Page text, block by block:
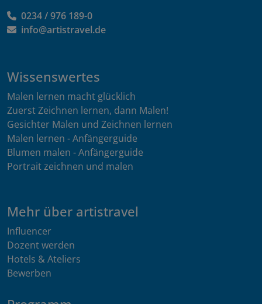
0234 / 976 189-0
info@artistravel.de
Wissenswertes
Malen lernen macht glücklich
Zuerst Zeichnen lernen, dann Malen!
Gesichter Malen und Zeichnen lernen
Malen lernen - Anfängerguide
Blumen malen - Anfängerguide
Portrait zeichnen und malen
Mehr über artistravel
Influencer
Dozent werden
Hotels & Ateliers
Bewerben